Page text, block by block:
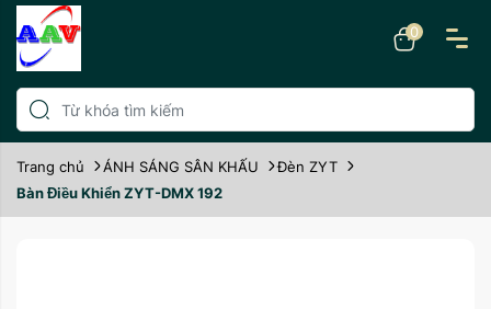
0
Trang chủ ÁNH SÁNG SÂN KHẤU
Đèn ZYT
Bàn Điều Khiển ZYT-DMX 192